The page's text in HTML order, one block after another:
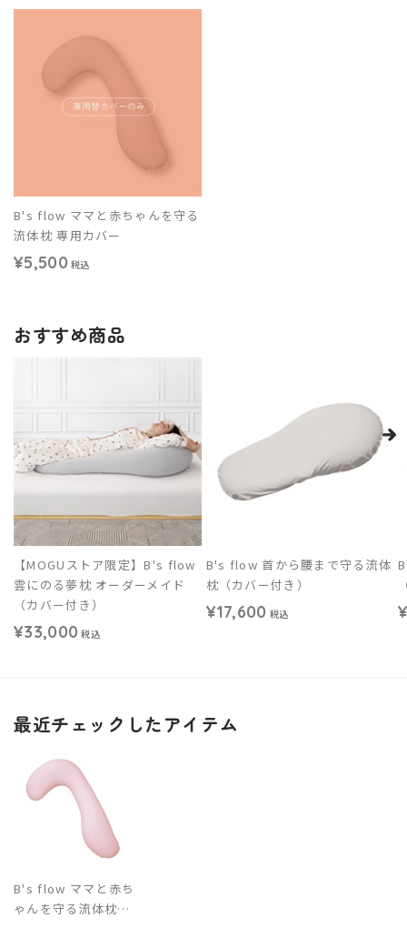
B's flow ママと赤ちゃんを守る
流体枕 専用カバー
¥5,500 税込
おすすめ商品
【MOGUストア限定】B's flow
雲にのる夢枕 オーダーメイド
（カバー付き）
¥33,000 税込
B's flow 首から腰まで守る流体
枕（カバー付き）
¥17,600 税込
最近チェックしたアイテム
B's flow ママと赤ち
ゃんを守る流体枕